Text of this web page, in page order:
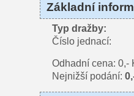
Základní
Typ dražby:
Číslo jednací:
Odhadní cena: 0,-
Nejnižší podání: